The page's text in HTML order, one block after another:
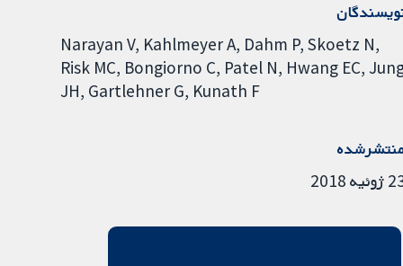
Narayan V Kahlmeyer A Dahm P Skoetz N
Risk MC Bongiorno C Patel N Hwang EC
JH Gartlehner G Kunath F
2018